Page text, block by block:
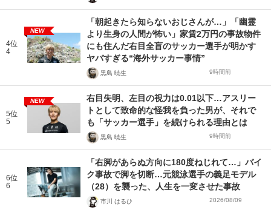
4位
4
NEW
「朝起きたら知らないおじさんが…」「幽霊
より生身の人間が怖い」家賃2万円の事故物件
にも住んだ右目全盲のサッカー選手が明かす
ヤバすぎる“海外サッカー事情”
黒島 暁生 9時間前
5位
5
NEW
右目失明、左目の視力は0.01以下…アスリー
トとして致命的な怪我を負った男が、それで
も「サッカー選手」を続けられる理由とは
黒島 暁生 9時間前
6位
6
「右脚があらぬ方向に180度ねじれて…」バイ
ク事故で脚を切断…元競泳選手の義足モデル
（28）を襲った、人生を一変させた事故
市川 はるひ 2026/08/09